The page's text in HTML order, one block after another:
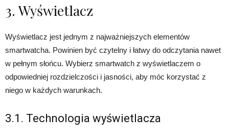
3. Wyświetlacz
Wyświetlacz jest jednym z najważniejszych elementów
smartwatcha. Powinien być czytelny i łatwy do odczytania nawet
w pełnym słońcu. Wybierz smartwatch z wyświetlaczem o
odpowiedniej rozdzielczości i jasności, aby móc korzystać z
niego w każdych warunkach.
3.1. Technologia wyświetlacza